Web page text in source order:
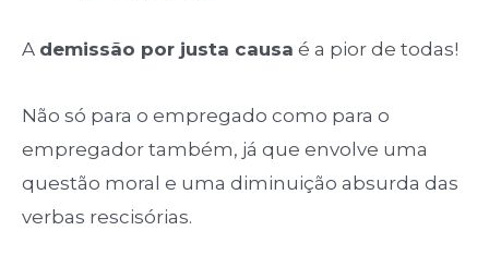
A demissão por justa causa é a pior de todas!
Não só para o empregado como para o
empregador também, já que envolve uma
questão moral e uma diminuição absurda das
verbas rescisórias.